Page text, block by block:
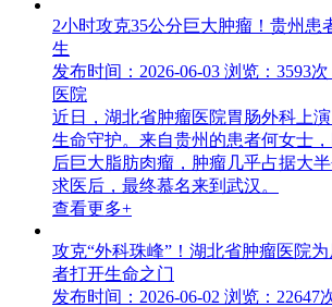
2小时攻克35公分巨大肿瘤！贵州患
生
发布时间：2026-06-03 浏览：3593次
医院
近日，湖北省肿瘤医院胃肠外科上
生命守护。来自贵州的患者何女士
后巨大脂肪肉瘤，肿瘤几乎占据大
求医后，最终慕名来到武汉。
查看更多+
攻克“外科珠峰”！湖北省肿瘤医院
者打开生命之门
发布时间：2026-06-02 浏览：22647